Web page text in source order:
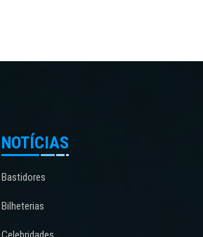
NOTÍCIAS
Bastidores
Bilheterias